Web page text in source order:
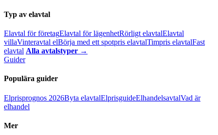
Typ av elavtal
Elavtal för företagElavtal för lägenhetRörligt elavtalElavtal
villaVinteravtal elBörja med ett spotpris elavtalTimpris elavtalFast
elavtal Alla avtalstyper →
Guider
Populära guider
Elprisprognos 2026Byta elavtalElprisguideElhandelsavtalVad är
elhandel
Mer